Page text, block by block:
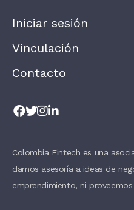
V
H
S
L
A
K
Iniciar sesión
Vinculación
Contacto
Colombia Fintech es una
damos asesoría a ideas de
emprendimiento, ni